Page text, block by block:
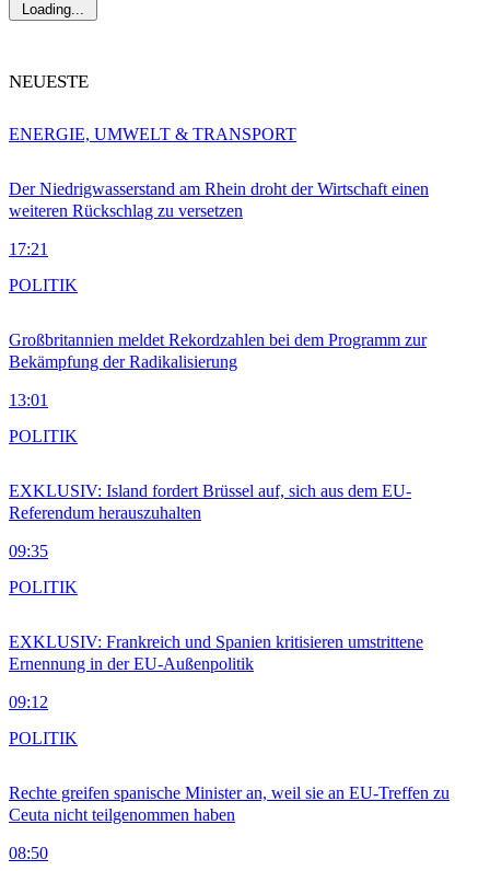
Loading...
NEUESTE
Der Niedrigwasserstand am Rhein droht der Wirtschaft einen
weiteren Rückschlag zu versetzen
17:21
ENERGIE, UMWELT & TRANSPORT
Großbritannien meldet Rekordzahlen bei dem Programm zur
Bekämpfung der Radikalisierung
13:01
POLITIK
EXKLUSIV: Island fordert Brüssel auf, sich aus dem EU-
Referendum herauszuhalten
09:35
POLITIK
EXKLUSIV: Frankreich und Spanien kritisieren umstrittene
Ernennung in der EU-Außenpolitik
09:12
POLITIK
Rechte greifen spanische Minister an, weil sie an EU-Treffen zu
Ceuta nicht teilgenommen haben
08:50
POLITIK